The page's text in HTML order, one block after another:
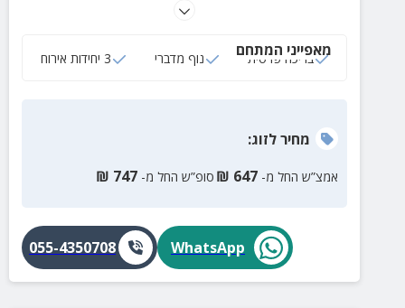
מאפייני המתחם
בריכה פרטית נוף מדברי 3 יחידות אירוח
מחירלזוג:
אמצ”ש החל מ- 647
₪ סופ”ש החל מ- 747
₪
WhatsApp
055-4350708